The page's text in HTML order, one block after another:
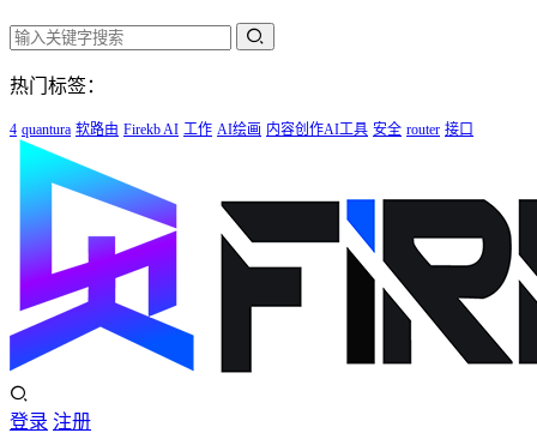
热门标签：
4 quantura 软路由 Firekb AI 工作 AI绘画 内容创作AI工具 安全 router 接口
登录 注册